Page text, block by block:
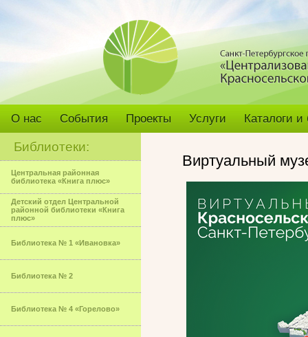
О нас События Проекты Услуги Каталоги
Библиотеки:
Центральная районная
библиотека «Книга плюс»
Детский отдел Центральной
районной библиотеки «Книга
плюс»
Библиотека № 1 «Ивановка»
Библиотека № 2
Библиотека № 4 «Горелово»
Виртуальный